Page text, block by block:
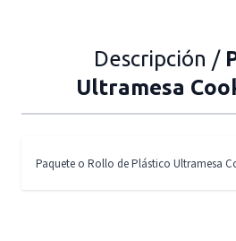
Descripción /
Ultramesa
Paquete o Rollo de Plástico Ultramesa